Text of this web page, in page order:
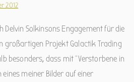
2012
Delvin Solkinsons Engagement für die
großartigen Projekt Galactik Trading
besonders, dass mit “Verstorbene in
meiner Bilder auf einer